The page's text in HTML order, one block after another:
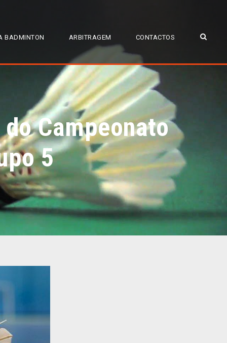
BADMINTON ARBITRAGEM CONTACTOS
Campeonato
5